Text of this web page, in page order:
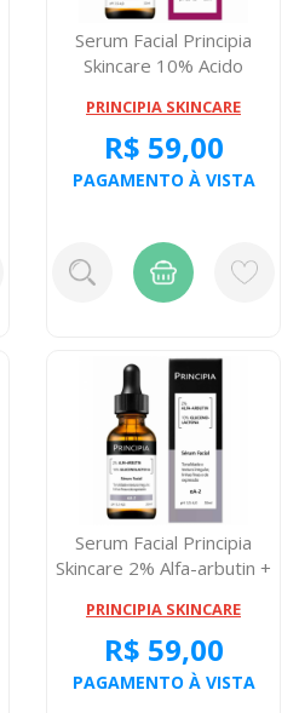
Serum Facial Principia
Skincare 10% Acido
PRINCIPIA SKINCARE
R$ 59,00
PAGAMENTO À VISTA
Serum Facial Principia
Skincare 2% Alfa-arbutin +
PRINCIPIA SKINCARE
R$ 59,00
PAGAMENTO À VISTA